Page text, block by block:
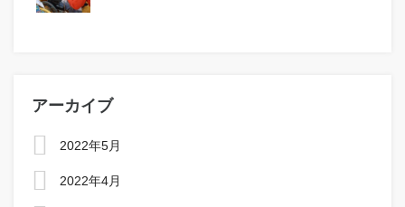
アーカイブ
2022年5月
2022年4月